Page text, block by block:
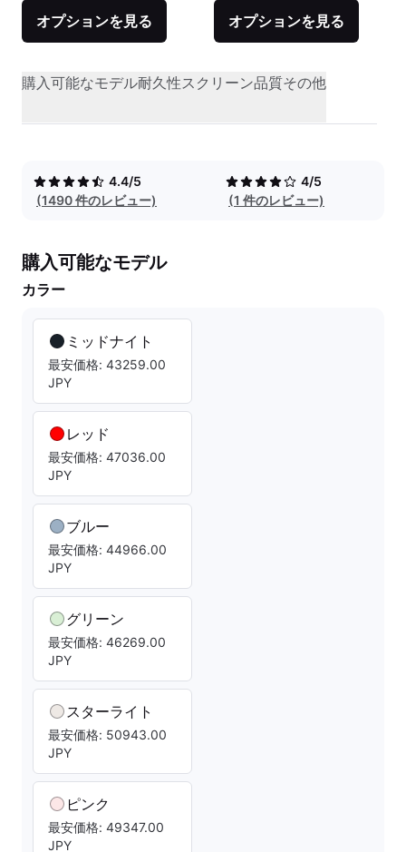
オプションを見る オプションを見る
購入可能なモデル耐久性スクリーン品質その他
4.4/5
(1490 件のレビュー)
4/5
(1 件のレビュー)
購入可能なモデル
カラー
ミッドナイト
最安価格: 43259.00
JPY
レッド
最安価格: 47036.00
JPY
ブルー
最安価格: 44966.00
JPY
グリーン
最安価格: 46269.00
JPY
スターライト
最安価格: 50943.00
JPY
ピンク
最安価格: 49347.00
JPY